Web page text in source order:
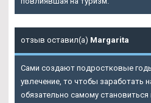
отзыв оставил(а) Margarita
Сами создают подростковые
увлечение, то чтобы заработать
обязательно самому